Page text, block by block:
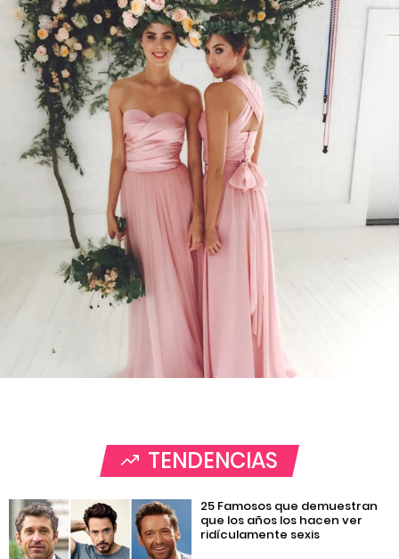
TENDENCIAS
25 Famosos que demuestran
que los años los hacen ver
ridículamente sexis